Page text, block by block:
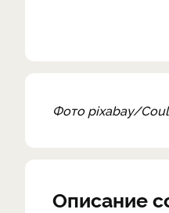
Фото pixabay/
Описание